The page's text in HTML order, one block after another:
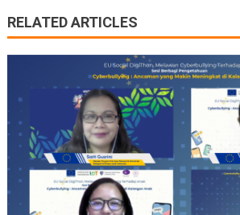
RELATED ARTICLES